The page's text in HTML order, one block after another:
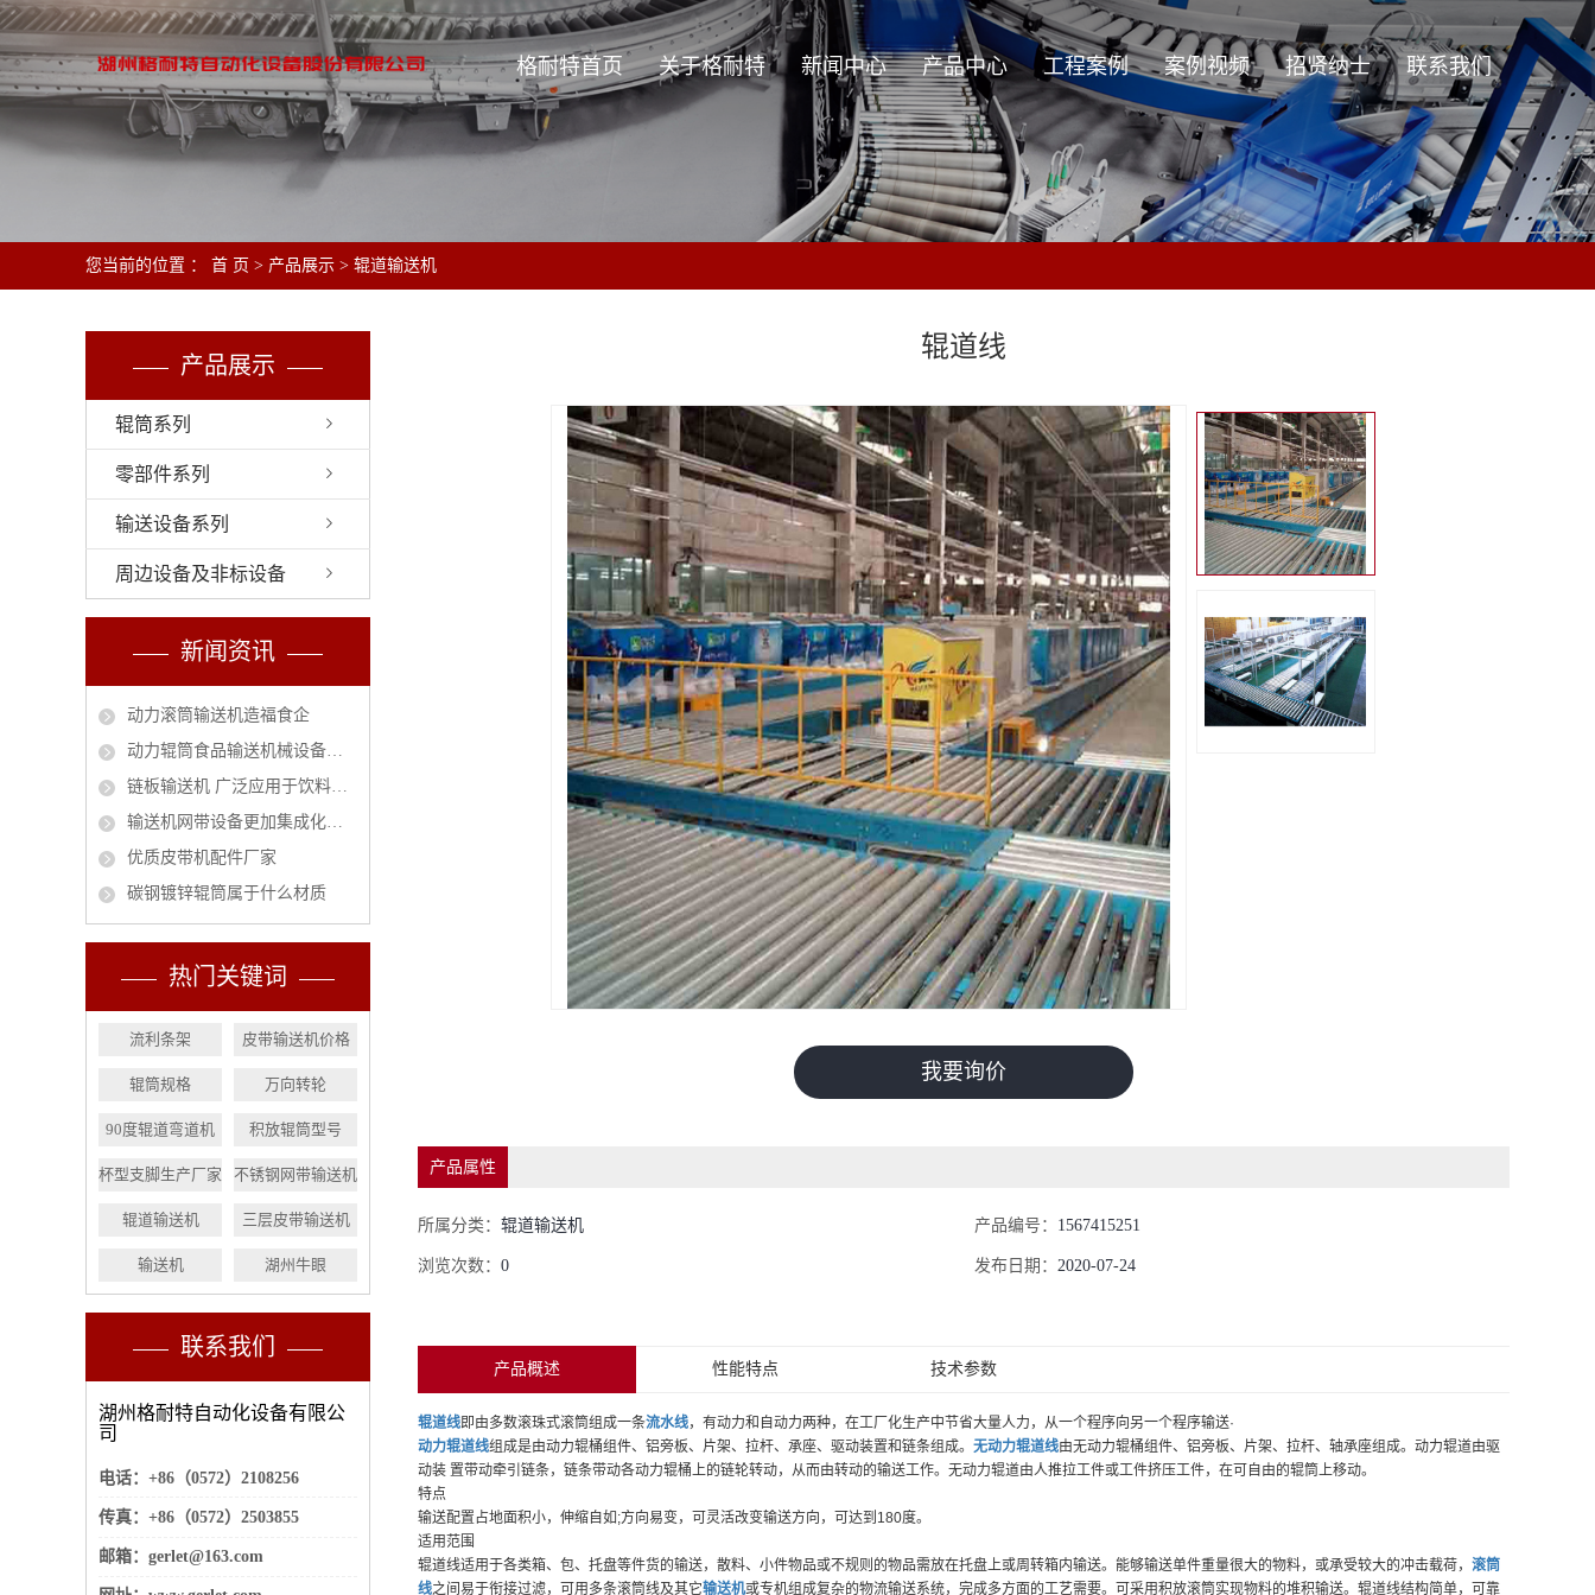
格耐特首页 关于格耐特
关于格耐特
新闻中心
公司新闻
行业资讯
技术资讯
产品中心
辊筒系列
零部件系列
输送设备系列
工程案例
工程案例
案例视频 招贤纳士 联系我们
您当前的位置 ： 首 页 > 产品展示 > 辊道输送机
产品展示
辊筒系列
零部件系列
输送设备系列
周边设备及非标设备
新闻资讯
动力滚筒输送机造福食企
动力辊筒食品输送机械设备安全作业指南
链板输送机 广泛应用于饮料行业的必然趋势
输送机网带设备更加集成化和智能化
优质皮带机配件厂家
碳钢镀锌辊筒属于什么材质
热门关键词
流利条架 皮带输送机价格
辊筒规格 万向转轮
90度辊道弯道机 积放辊筒型号
杯型支脚生产厂家 不锈钢网带输送机
辊道输送机 三层皮带输送机
输送机 湖州牛眼
联系我们
湖州格耐特自动化设备有限公
司
电话：+86（0572）2108256
传真：+86（0572）2503855
邮箱：gerlet@163.com
辊道线
我要询价
产品属性
所属分类：辊道输送机 产品编号： 1567415251
浏览次数：0 发布日期：2020-07-24
产品概述 性能特点 技术参数
辊道线即由多数滚珠式滚筒组成一条流水线，有动力和自动力两种，在工厂化生产中节省大量人力，从一个程序向另一个程序输送·
动力辊道线组成是由动力辊桶组件、铝旁板、片架、拉杆、承座、驱动装置和链条组成。 无动力辊道线由无动力辊桶组件、铝旁板、片架、拉杆、轴承座组成。动力辊道由驱
动装 置带动牵引链条，链条带动各动力辊桶上的链轮转动，从而由转动的输送工作。无动力辊道由人推拉工件或工件挤压工件，在可自由的辊筒上移动。
特点
输送配置占地面积小，伸缩自如;方向易变，可灵活改变输送方向，可达到180度。
适用范围
辊道线适用于各类箱、包、托盘等件货的输送，散料、小件物品或不规则的物品需放在托盘上或周转箱内输送。能够输送单件重量很大的物料，或承受较大的冲击载荷， 滚筒
线之间易于衔接过滤，可用多条滚筒线及其它输送机或专机组成复杂的物流输送系统，完成多方面的工艺需要。可采用积放滚筒实现物料的堆积输送。辊道线结构简单，可靠